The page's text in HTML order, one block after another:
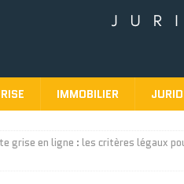
IMMOBILIER
grise en ligne : les critères légaux